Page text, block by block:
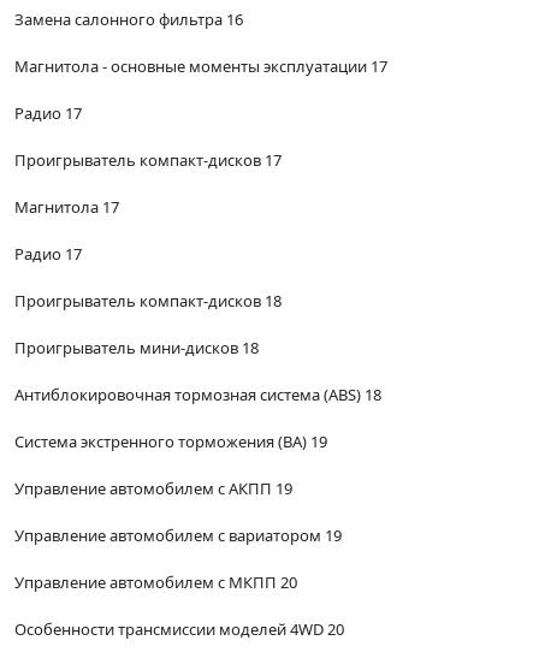
Замена салонного фильтра 16
Магнитола - основные моменты эксплуатации 17
Радио 17
Проигрыватель компакт-дисков 17
Магнитола 17
Радио 17
Проигрыватель компакт-дисков 18
Проигрыватель мини-дисков 18
Антиблокировочная тормозная система (ABS) 18
Система экстренного торможения (ВА) 19
Управление автомобилем с АКПП 19
Управление автомобилем с вариатором 19
Управление автомобилем с МКПП 20
Особенности трансмиссии моделей 4WD 20